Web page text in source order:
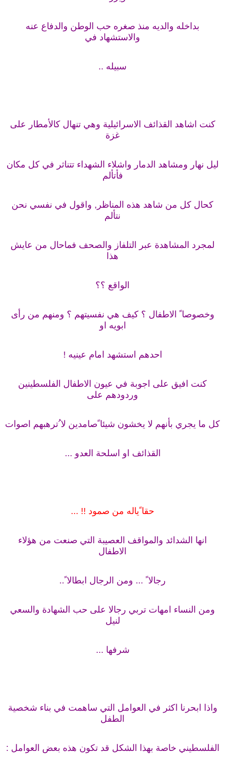
بداخله والديه منذ صغره حب الوطن والدفاع عنه
والاستشهاد في
سبيله ..
كنت اشاهد القذائف الاسرائيلية وهي تنهال كالأمطار على
غزة
ليل نهار ومشاهد الدمار واشلاء الشهداء تتناثر في كل مكان
فأتألم
كحال كل من شاهد هذه المناظر, واقول في نفسي نحن
نتألم
لمجرد المشاهدة عبر التلفاز والصحف فماحال من عايش
هذا
الواقع ؟؟
وخصوصا ً الاطفال ؟ كيف هي نفسيتهم ؟ ومنهم من رأى
ابويه او
احدهم استشهد امام عينيه !
كنت افيق على اجوبة في عيون الاطفال الفلسطينين
وردودهم على
كل ما يجري بأنهم لا يخشون شيئا ًصامدين لا ُترهبهم اصوات
القذائف او اسلحة العدو ...
حقا ًياله من صمود !! ...
انها الشدائد والمواقف العصيبة التي صنعت من هؤلاء
الاطفال
رجالا ً ... ومن الرجال ابطالا ً..
ومن النساء امهات تربي رجالا على حب الشهادة والسعي
لنيل
شرفها ...
واذا ابحرنا اكثر في العوامل التي ساهمت في بناء شخصية
الطفل
الفلسطيني خاصة بهذا الشكل قد تكون هذه بعض العوامل :